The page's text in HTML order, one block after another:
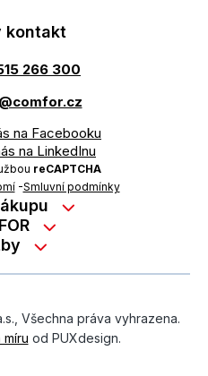
kontakt
266 300
na Facebooku
na LinkedInu
reCAPTCHA
-Smluvní podmínky
splátky
platby
podmínky
údajů
podpora
Všechna práva vyhrazena.
od PUXdesign.